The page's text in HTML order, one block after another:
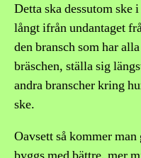
Detta ska dessutom ske
långt ifrån undantaget
den bransch som har
bräschen, ställa sig
andra branscher kring
ske.
Oavsett så kommer man